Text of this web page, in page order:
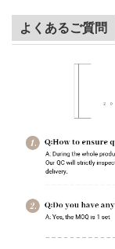
よくあるご質問